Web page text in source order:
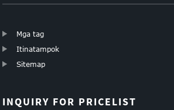
Mga tag
Itinatampok
Sitemap
INQUIRY FOR PRICELIST